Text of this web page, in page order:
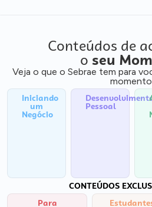
Conteúdos de
o seu
Veja o que o Sebrae tem para
Iniciando
um
Negócio
Pessoal
CONTEÚDOS
Para